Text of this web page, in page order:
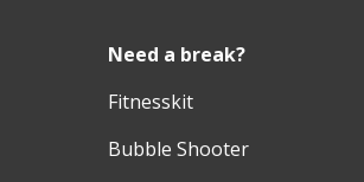
Need a break?
Fitnesskit
Bubble Shooter